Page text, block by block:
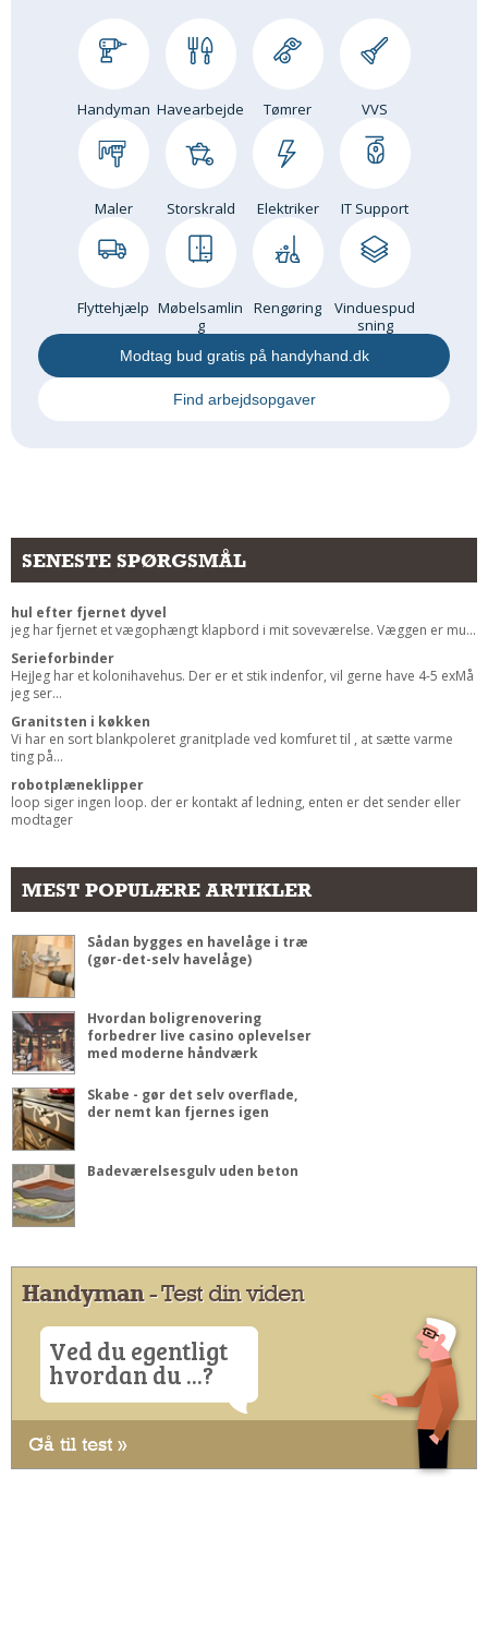
Beplantning
Om Værktøj
Rengøring Af Overflader
Handyman Havearbejde Tømrer VVS
Maler Storskrald Elektriker IT Support
Flyttehjælp Møbelsamlin
g
Rengøring
Vinduespud
sning
Modtag bud gratis på handyhand.dk
Find arbejdsopgaver
SENESTE SPØRGSMÅL
hul efter fjernet dyvel
jeg har fjernet et vægophængt klapbord i mit soveværelse. Væggen er mu...
Serieforbinder
HejJeg har et kolonihavehus. Der er et stik indenfor, vil gerne have 4-5 exMå
jeg ser...
Granitsten i køkken
Vi har en sort blankpoleret granitplade ved komfuret til , at sætte varme
ting på...
robotplæneklipper
loop siger ingen loop. der er kontakt af ledning, enten er det sender eller
modtager
MEST POPULÆRE ARTIKLER
Sådan bygges en havelåge i træ
(gør-det-selv havelåge)
Hvordan boligrenovering
forbedrer live casino oplevelser
med moderne håndværk
Skabe - gør det selv overflade,
der nemt kan fjernes igen
Badeværelsesgulv uden beton
Handyman- Test din viden
Ved du egentligt
hvordan du ...?
Gå til test »